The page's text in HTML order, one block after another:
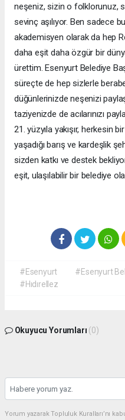
neşeniz, sizin o folklorunuz,
sevinç aşılıyor. Ben sadece
akademisyen olarak da hep
daha eşit daha özgür bir
ürettim. Esenyurt Belediye
süreçte de hep sizlerle
düğünlerinizde neşenizi
taziyenizde de acılarınızı
21. yüzyıla yakışır, herkesin
yaşadığı barış ve kardeşlik
sizden katkı ve destek
eşit, ulaşılabilir bir belediye
#Esenyurt #Esenyurt
#Hıdırellez
Okuyucu Yorumları (0)
Yorum yazarak Topluluk Kuralları’nı